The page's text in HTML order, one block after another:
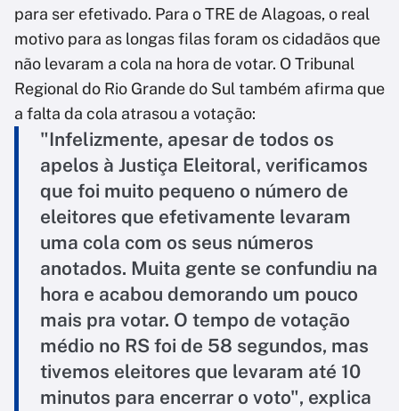
para ser efetivado. Para o TRE de Alagoas, o real
motivo para as longas filas foram os cidadãos que
não levaram a cola na hora de votar. O Tribunal
Regional do Rio Grande do Sul também afirma que
a falta da cola atrasou a votação:
"Infelizmente, apesar de todos os
apelos à Justiça Eleitoral, verificamos
que foi muito pequeno o número de
eleitores que efetivamente levaram
uma cola com os seus números
anotados. Muita gente se confundiu na
hora e acabou demorando um pouco
mais pra votar. O tempo de votação
médio no RS foi de 58 segundos, mas
tivemos eleitores que levaram até 10
minutos para encerrar o voto", explica